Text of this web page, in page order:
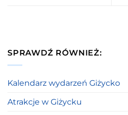
SPRAWDŹ RÓWNIEŻ:
Kalendarz wydarzeń Giżycko
Atrakcje w Giżycku